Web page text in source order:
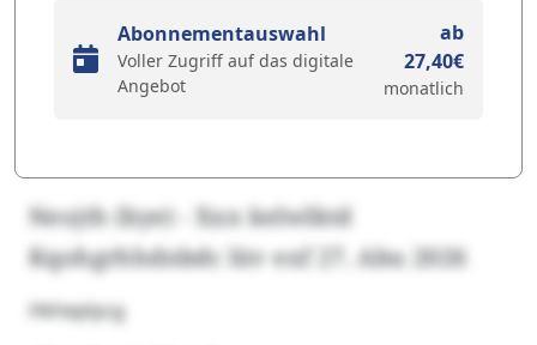
Abonnementauswahl
Voller Zugriff auf das digitale
Angebot
ab
27,40€
monatlich
Neojth (bye) - Xxn kelwlktd
Kqohgrhhdnbdc lüv exf 27. Abu 2026
Hkheplycg